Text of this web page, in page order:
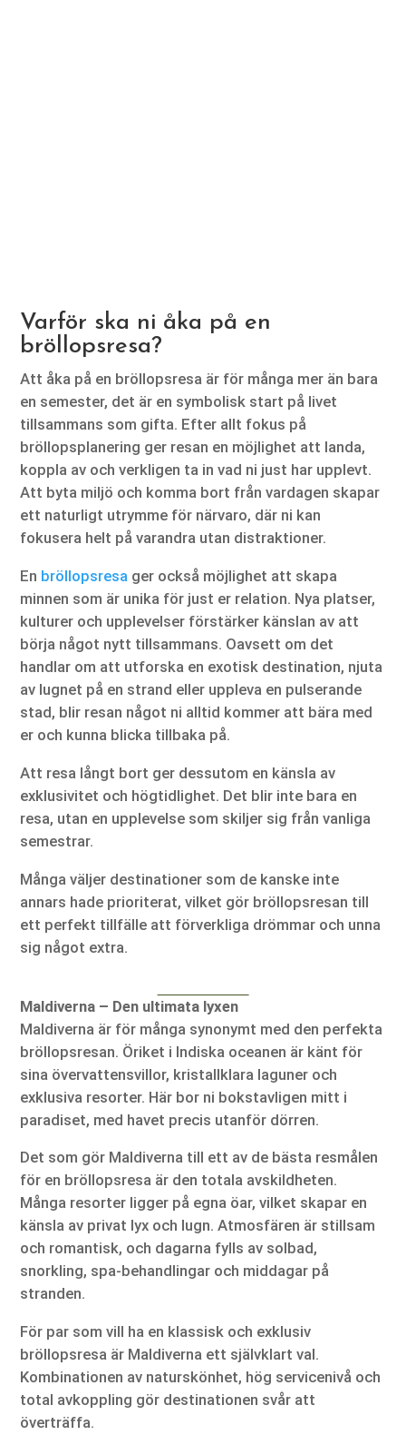
Varför ska ni åka på en
bröllopsresa?
Att åka på en bröllopsresa är för många mer än bara
en semester, det är en symbolisk start på livet
tillsammans som gifta. Efter allt fokus på
bröllopsplanering ger resan en möjlighet att landa,
koppla av och verkligen ta in vad ni just har upplevt.
Att byta miljö och komma bort från vardagen skapar
ett naturligt utrymme för närvaro, där ni kan
fokusera helt på varandra utan distraktioner.
En bröllopsresa ger också möjlighet att skapa
minnen som är unika för just er relation. Nya platser,
kulturer och upplevelser förstärker känslan av att
börja något nytt tillsammans. Oavsett om det
handlar om att utforska en exotisk destination, njuta
av lugnet på en strand eller uppleva en pulserande
stad, blir resan något ni alltid kommer att bära med
er och kunna blicka tillbaka på.
Att resa långt bort ger dessutom en känsla av
exklusivitet och högtidlighet. Det blir inte bara en
resa, utan en upplevelse som skiljer sig från vanliga
semestrar.
Många väljer destinationer som de kanske inte
annars hade prioriterat, vilket gör bröllopsresan till
ett perfekt tillfälle att förverkliga drömmar och unna
sig något extra.
Maldiverna – Den ultimata lyxen
Maldiverna är för många synonymt med den perfekta
bröllopsresan. Öriket i Indiska oceanen är känt för
sina övervattensvillor, kristallklara laguner och
exklusiva resorter. Här bor ni bokstavligen mitt i
paradiset, med havet precis utanför dörren.
Det som gör Maldiverna till ett av de bästa resmålen
för en bröllopsresa är den totala avskildheten.
Många resorter ligger på egna öar, vilket skapar en
känsla av privat lyx och lugn. Atmosfären är stillsam
och romantisk, och dagarna fylls av solbad,
snorkling, spa-behandlingar och middagar på
stranden.
För par som vill ha en klassisk och exklusiv
bröllopsresa är Maldiverna ett självklart val.
Kombinationen av naturskönhet, hög servicenivå och
total avkoppling gör destinationen svår att
överträffa.